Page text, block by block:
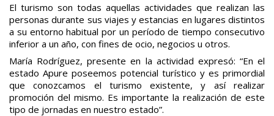
El turismo son todas aquellas actividades que realizan las
personas durante sus viajes y estancias en lugares distintos
a su entorno habitual por un período de tiempo consecutivo
inferior a un año, con fines de ocio, negocios u otros.
María Rodríguez, presente en la actividad expresó: “En el
estado Apure poseemos potencial turístico y es primordial
que conozcamos el turismo existente, y así realizar
promoción del mismo. Es importante la realización de este
tipo de jornadas en nuestro estado”.